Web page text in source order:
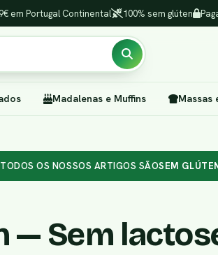
em Portugal Continental 100% sem glúten
Madalenas e Muffins Massas
TODOS OS NOSSOS ARTIGOS SÃOSEM
Sem